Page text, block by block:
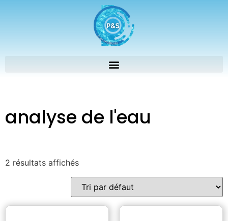
analyse de l'eau
2 résultats affichés